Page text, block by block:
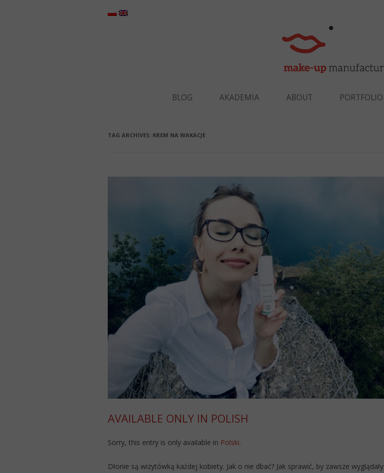
BLOG AKADEMIA ABOUT PORTFOLIO
TAG ARCHIVES: KREM NA WAKACJE
AVAILABLE ONLY IN POLISH
Sorry, this entry is only available in Polski.
Dłonie są wizytówką każdej kobiety. Jak o nie dbać? Jak sprawić, by zawsze wyglądały